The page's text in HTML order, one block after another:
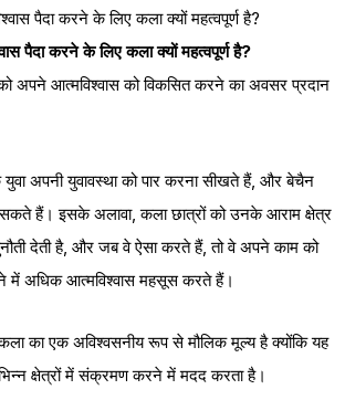
पैदा करने के लिए कला क्यों महत्वपूर्ण है?
अपने आत्मविश्वास को विकसित करने का अवसर प्रदान
अपनी युवावस्था को पार करना सीखते हैं, और बेचैन
सकते हैं। इसके अलावा, कला छात्रों को उनके आराम क्षेत्र
देती है, और जब वे ऐसा करते हैं, तो वे अपने काम को
अधिक आत्मविश्वास महसूस करते हैं।
का एक अविश्वसनीय रूप से मौलिक मूल्य है क्योंकि यह
क्षेत्रों में संक्रमण करने में मदद करता है।